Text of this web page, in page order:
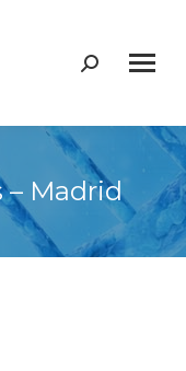
Buscar:
– Madrid